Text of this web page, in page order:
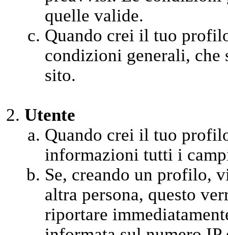
quelle valide.
Quando crei il tuo
condizioni generali,
sito.
Utente
Quando crei il tuo
informazioni tutti i
Se, creando un profilo,
altra persona, questo
riportare